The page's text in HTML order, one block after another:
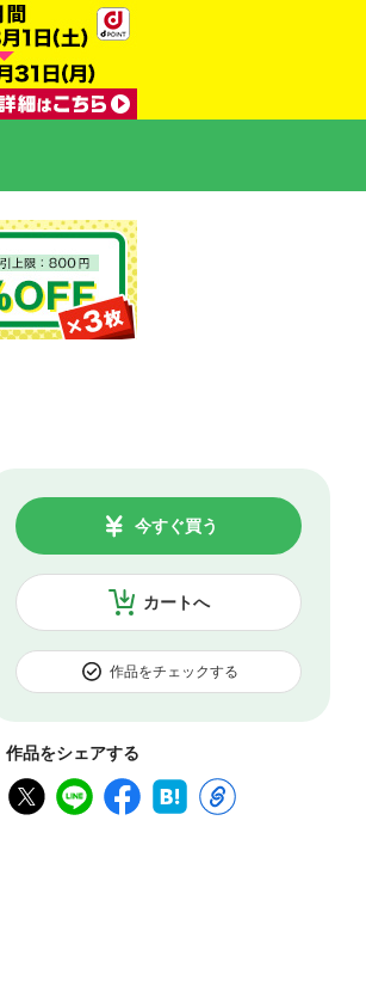
カートへ
今すぐ買う
作品をチェックする
作品をシェアする